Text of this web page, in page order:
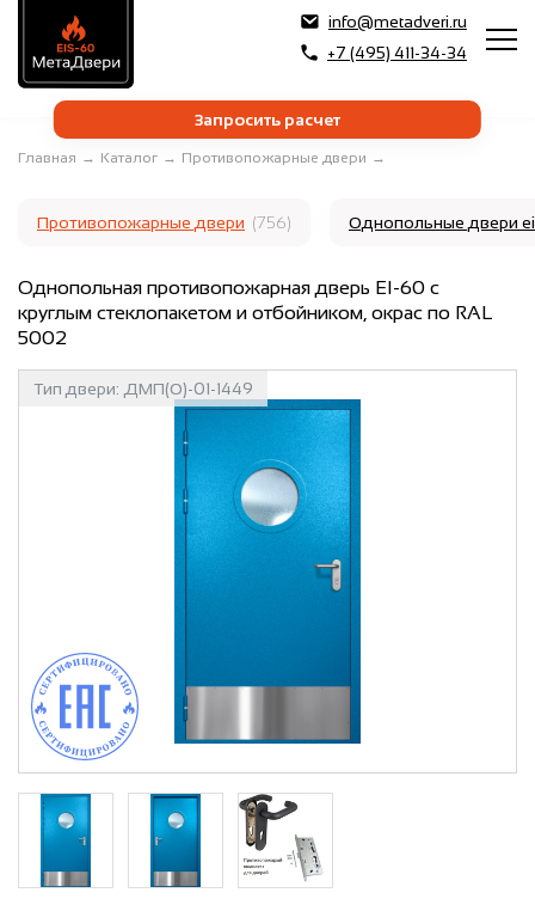
info@metadveri.ru
+7 (495) 411-34-34
Запросить расчет
Главная → Каталог → Противопожарные двери →
Противопожарные двери (756) Однопольные двери
Однопольная противопожарная дверь EI-60 с
круглым стеклопакетом и отбойником, окрас по RAL
5002
Тип двери: ДМП(О)-01-1449